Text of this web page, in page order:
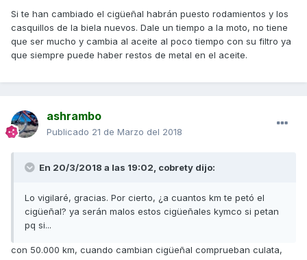
Si te han cambiado el cigüeñal habrán puesto rodamientos y los
casquillos de la biela nuevos. Dale un tiempo a la moto, no tiene
que ser mucho y cambia al aceite al poco tiempo con su filtro ya
que siempre puede haber restos de metal en el aceite.
ashrambo
Publicado 21 de Marzo del 2018
En 20/3/2018 a las 19:02, cobrety dijo:
Lo vigilaré, gracias. Por cierto, ¿a cuantos km te petó el
cigüeñal? ya serán malos estos cigüeñales kymco si petan
pq si...
con 50.000 km, cuando cambian cigüeñal comprueban culata,